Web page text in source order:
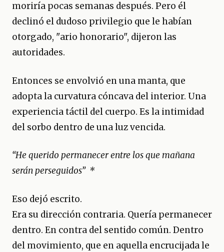
moriría pocas semanas después. Pero él
declinó el dudoso privilegio que le habían
otorgado, "ario honorario", dijeron las
autoridades.
Entonces se envolvió en una manta, que
adopta la curvatura cóncava del interior. Una
experiencia táctil del cuerpo. Es la intimidad
del sorbo dentro de una luz vencida.
“He querido permanecer entre los que mañana
serán perseguidos” *
Eso dejó escrito.
Era su dirección contraria. Quería permanecer
dentro. En contra del sentido común. Dentro
del movimiento, que en aquella encrucijada le